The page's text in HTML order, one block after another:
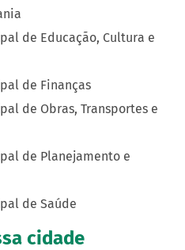
de Educação, Cultura e
de Finanças
de Obras, Transportes e
de Planejamento e
de Saúde
cidade